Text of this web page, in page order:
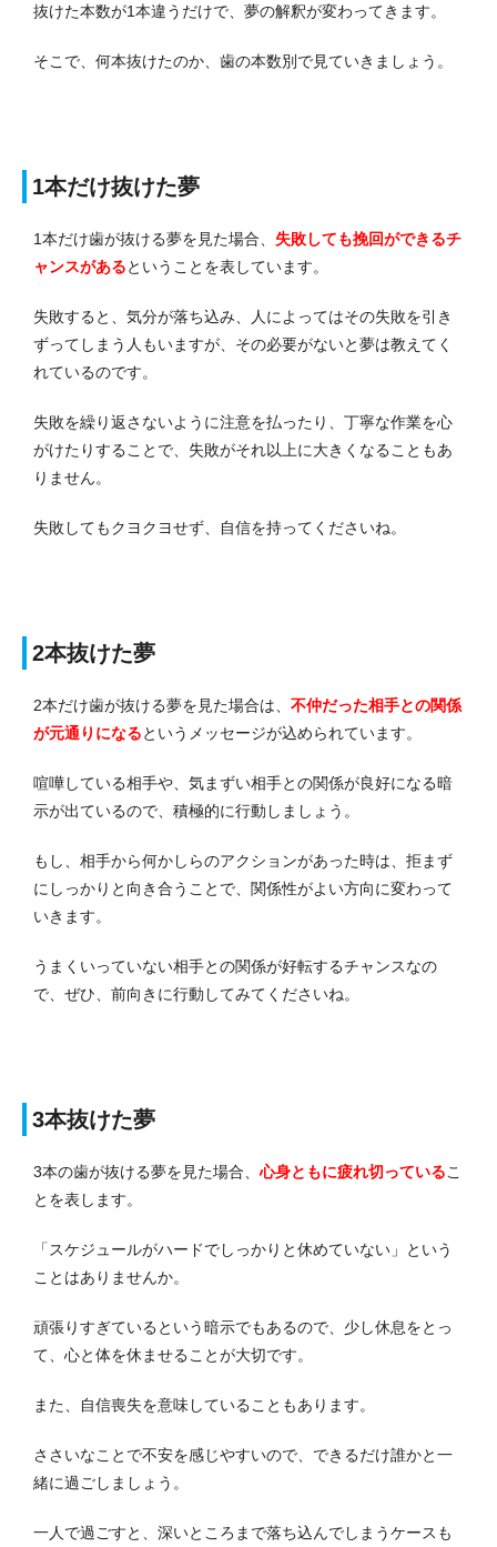
抜けた本数が1本違うだけで、夢の解釈が変わってきます。
そこで、何本抜けたのか、歯の本数別で見ていきましょう。
1本だけ抜けた夢
1本だけ歯が抜ける夢を見た場合、 失敗しても挽回ができるチ
ャンスがあるということを表しています。
失敗すると、気分が落ち込み、人によってはその失敗を引き
ずってしまう人もいますが、その必要がないと夢は教えてく
れているのです。
失敗を繰り返さないように注意を払ったり、丁寧な作業を心
がけたりすることで、失敗がそれ以上に大きくなることもあ
りません。
失敗してもクヨクヨせず、自信を持ってくださいね。
2本抜けた夢
2本だけ歯が抜ける夢を見た場合は、 不仲だった相手との関係
が元通りになるというメッセージが込められています。
喧嘩している相手や、気まずい相手との関係が良好になる暗
示が出ているので、積極的に行動しましょう。
もし、相手から何かしらのアクションがあった時は、拒まず
にしっかりと向き合うことで、関係性がよい方向に変わって
いきます。
うまくいっていない相手との関係が好転するチャンスなの
で、ぜひ、前向きに行動してみてくださいね。
3本抜けた夢
3本の歯が抜ける夢を見た場合、 心身ともに疲れ切っているこ
とを表します。
「スケジュールがハードでしっかりと休めていない」という
ことはありませんか。
頑張りすぎているという暗示でもあるので、少し休息をとっ
て、心と体を休ませることが大切です。
また、自信喪失を意味していることもあります。
ささいなことで不安を感じやすいので、できるだけ誰かと一
緒に過ごしましょう。
一人で過ごすと、深いところまで落ち込んでしまうケースも